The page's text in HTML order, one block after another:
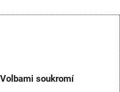
soukromí